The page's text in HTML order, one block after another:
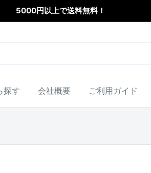
5000円以上で送料無料！
探す 会社概要 ご利用ガイド